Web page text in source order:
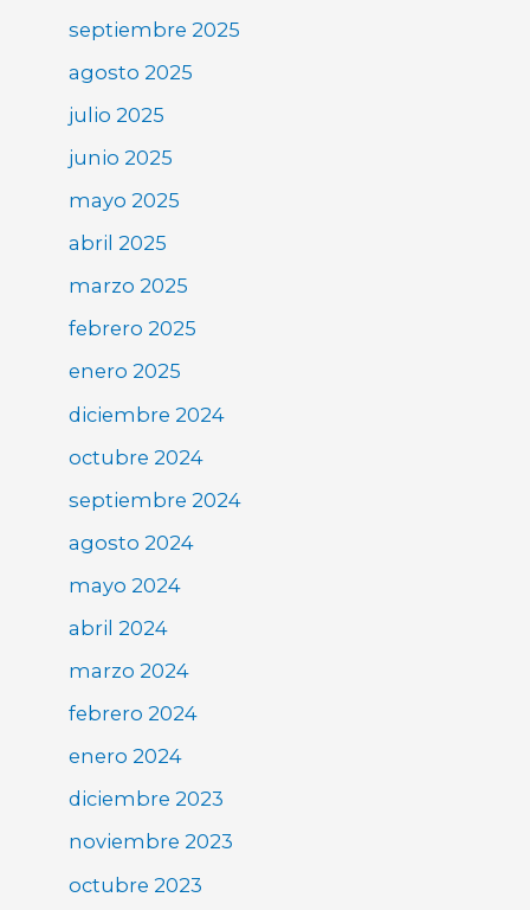
septiembre 2025
agosto 2025
julio 2025
junio 2025
mayo 2025
abril 2025
marzo 2025
febrero 2025
enero 2025
diciembre 2024
octubre 2024
septiembre 2024
agosto 2024
mayo 2024
abril 2024
marzo 2024
febrero 2024
enero 2024
diciembre 2023
noviembre 2023
octubre 2023